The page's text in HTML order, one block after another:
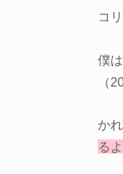
コ
僕
（
か
る